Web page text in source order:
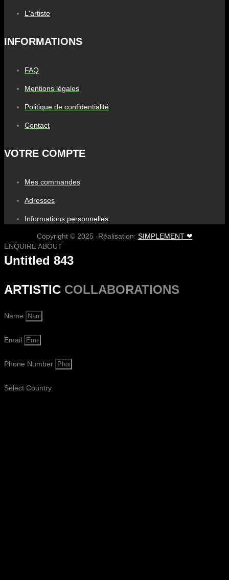
L'artiste
INFORMATIONS
FAQ
Mentions légales
Politique de confidentialité
Contact
VOTRE COMPTE
Mes commandes
Adresses
Informations personnelles
Copyright © 2025 -Réalisation: SIMPLEMENT ❤
ENQUIRE ABOUT
Untitled 843
ARTISTIC COLLABORATIONS
Name
Email
Phone Number
Select Country